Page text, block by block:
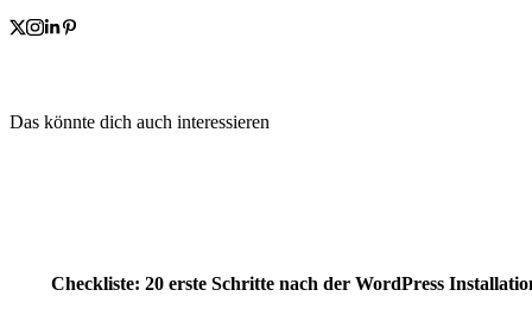
Das könnte dich auch interessieren
Checkliste: 20 erste Schritte nach der WordPress